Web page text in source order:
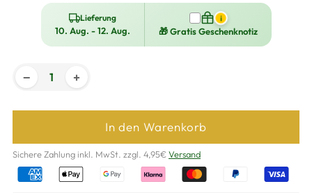
Lieferung
10. Aug. - 12. Aug.
i
🎁 Gratis Geschenknotiz
− +
In den Warenkorb
Sichere Zahlung inkl. MwSt. zzgl. 4,95€Versand